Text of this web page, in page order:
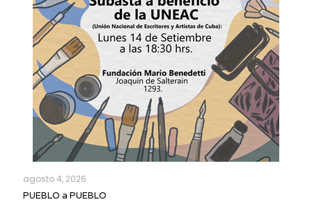
agosto 4, 2026
PUEBLO a PUEBLO